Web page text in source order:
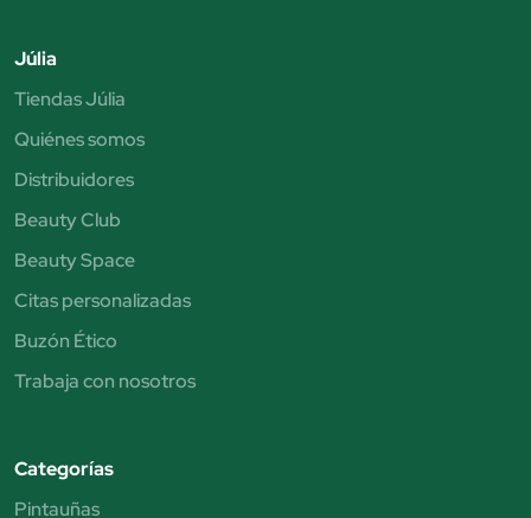
Júlia
Tiendas Júlia
Quiénes somos
Distribuidores
Beauty Club
Beauty Space
Citas personalizadas
Buzón Ético
Trabaja con nosotros
Categorías
Pintauñas